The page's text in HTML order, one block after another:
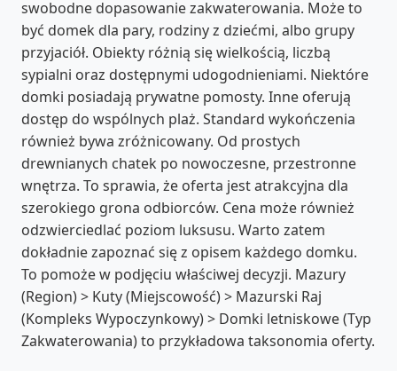
swobodne dopasowanie zakwaterowania. Może to
być domek dla pary, rodziny z dziećmi, albo grupy
przyjaciół. Obiekty różnią się wielkością, liczbą
sypialni oraz dostępnymi udogodnieniami. Niektóre
domki posiadają prywatne pomosty. Inne oferują
dostęp do wspólnych plaż. Standard wykończenia
również bywa zróżnicowany. Od prostych
drewnianych chatek po nowoczesne, przestronne
wnętrza. To sprawia, że oferta jest atrakcyjna dla
szerokiego grona odbiorców. Cena może również
odzwierciedlać poziom luksusu. Warto zatem
dokładnie zapoznać się z opisem każdego domku.
To pomoże w podjęciu właściwej decyzji. Mazury
(Region) > Kuty (Miejscowość) > Mazurski Raj
(Kompleks Wypoczynkowy) > Domki letniskowe (Typ
Zakwaterowania) to przykładowa taksonomia oferty.